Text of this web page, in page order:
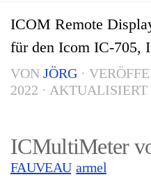
ICOM Remote
für den Icom IC-705,
VON JÖRG ·
2022 · AKTUALISIERT
ICMultiMeter
FAUVEAU armel